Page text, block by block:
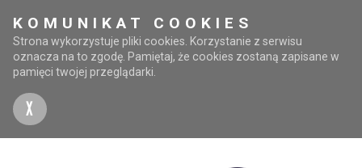
KOMUNIKAT COOKIES
Strona wykorzystuje pliki cookies. Korzystanie z serwisu
oznacza na to zgodę. Pamiętaj, że cookies zostaną zapisane w
pamięci twojej przeglądarki.
X